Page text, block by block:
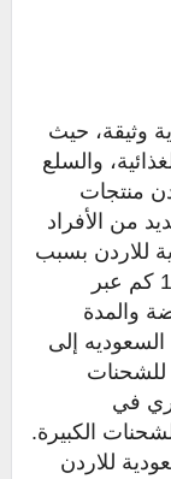
وثيقة، حيث
والسلع
منتجات
من الأفراد
للاردن بسبب
المسافة الجغرافية القريبة (حوالي 1500 كم عبر
والمدة
من السعوديه إلى
للشحنات
في
ويُفضل للشحنات الكبيرة.
للاردن